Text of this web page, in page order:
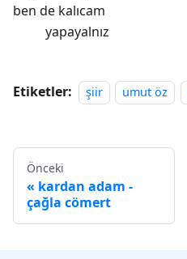
ben de kalıcam
yapayalnız
Etiketler: şiir umut öz
Önceki
kardan adam -
çağla cömert